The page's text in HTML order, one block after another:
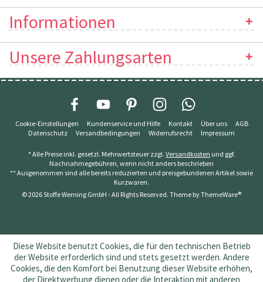
Informationen
Unsere Zahlungsarten
Cookie-Einstellungen Kundenservice und Hilfe Kontakt Über uns
AGB
Datenschutz
Versandbedingungen Widerrufsrecht Impressum
* Alle Preise inkl. gesetzl. Mehrwertsteuer zzgl. Versandkosten und ggf.
Nachnahmegebühren, wenn nicht anders beschrieben
** Ausgenommen sind alle bereits reduzierten und preisgebundenen Artikel sowie
Kurzwaren.
© 2026 Stoffe Werning GmbH - All Rights Reserved. Theme byThemeWare®
Diese Website benutzt Cookies, die für den technischen Betrieb
der Website erforderlich sind und stets gesetzt werden. Andere
Cookies, die den Komfort bei Benutzung dieser Website erhöhen,
der Direktwerbung dienen oder die Interaktion mit anderen